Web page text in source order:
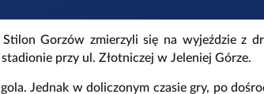
Gorzów zmierzyli się na wyjeździe z
przy ul. Złotniczej w Jeleniej Górze.
Jednak w doliczonym czasie gry, po